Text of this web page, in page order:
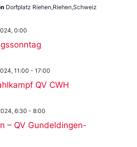
Dorfplatz Riehen,Riehen,Schweiz
0:00
QV CWH
11:00 - 17:00
– QV Gundeldingen-
6:30 - 8:00